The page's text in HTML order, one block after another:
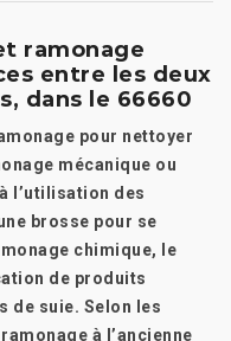
ramonage
entre les deux
dans le 66660
pour nettoyer
mécanique ou
l’utilisation des
brosse pour se
chimique, le
de produits
de suie. Selon les
à l’ancienne